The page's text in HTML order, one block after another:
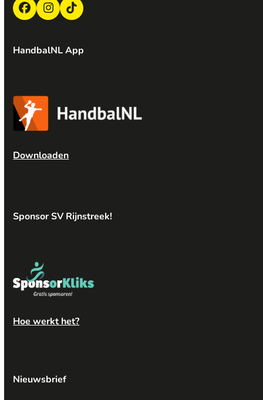
Facebook
Instagram
Tiktok
HandbalNL App
Downloaden
Sponsor SV Rijnstreek!
Hoe werkt het?
Nieuwsbrief